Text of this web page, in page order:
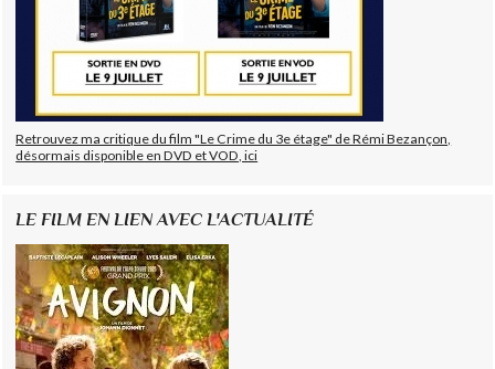
Retrouvez ma critique du film "Le Crime du 3e étage" de Rémi Bezançon,
désormais disponible en DVD et VOD, ici
LE FILM EN LIEN AVEC L'ACTUALITÉ